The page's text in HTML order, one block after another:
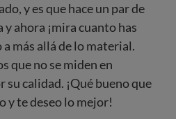
y es que hace un par de
y ahora ¡mira cuanto has
más allá de lo material.
que no se miden en
su calidad. ¡Qué bueno que
y te deseo lo mejor!